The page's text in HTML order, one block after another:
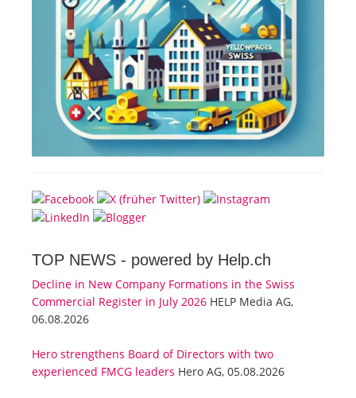
TOP NEWS - powered by Help.ch
Decline in New Company Formations in the Swiss
Commercial Register in July 2026 HELP Media AG,
06.08.2026
Hero strengthens Board of Directors with two
experienced FMCG leaders Hero AG, 05.08.2026